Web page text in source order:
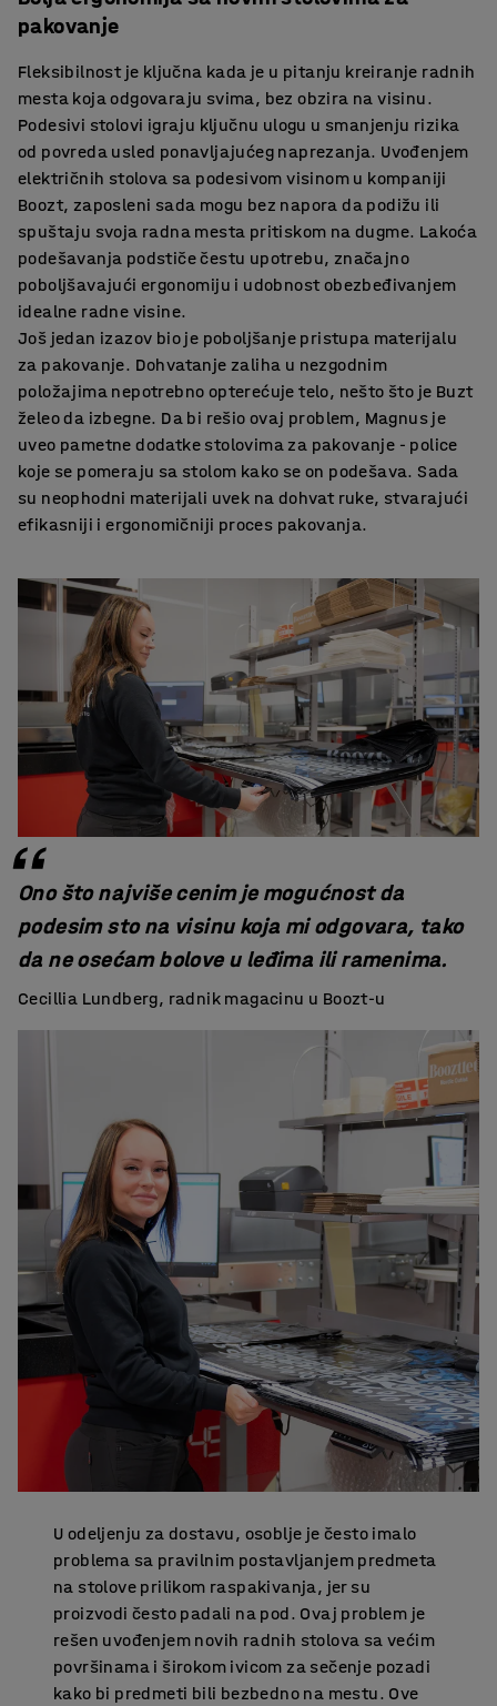
pakovanje
Fleksibilnost je ključna kada je u pitanju kreiranje radnih
mesta koja odgovaraju svima, bez obzira na visinu.
Podesivi stolovi igraju ključnu ulogu u smanjenju rizika
od povreda usled ponavljajućeg naprezanja. Uvođenjem
električnih stolova sa podesivom visinom u kompaniji
Boozt, zaposleni sada mogu bez napora da podižu ili
spuštaju svoja radna mesta pritiskom na dugme. Lakoća
podešavanja podstiče čestu upotrebu, značajno
poboljšavajući ergonomiju i udobnost obezbeđivanjem
idealne radne visine.
Još jedan izazov bio je poboljšanje pristupa materijalu
za pakovanje. Dohvatanje zaliha u nezgodnim
položajima nepotrebno opterećuje telo, nešto što je Buzt
želeo da izbegne. Da bi rešio ovaj problem, Magnus je
uveo pametne dodatke stolovima za pakovanje - police
koje se pomeraju sa stolom kako se on podešava. Sada
su neophodni materijali uvek na dohvat ruke, stvarajući
efikasniji i ergonomičniji proces pakovanja.
Ono što najviše cenim je mogućnost da
podesim sto na visinu koja mi odgovara, tako
da ne osećam bolove u leđima ili ramenima.
Cecillia Lundberg, radnik magacinu u Boozt-u
U odeljenju za dostavu, osoblje je često imalo
problema sa pravilnim postavljanjem predmeta
na stolove prilikom raspakivanja, jer su
proizvodi često padali na pod. Ovaj problem je
rešen uvođenjem novih radnih stolova sa većim
površinama i širokom ivicom za sečenje pozadi
kako bi predmeti bili bezbedno na mestu. Ove